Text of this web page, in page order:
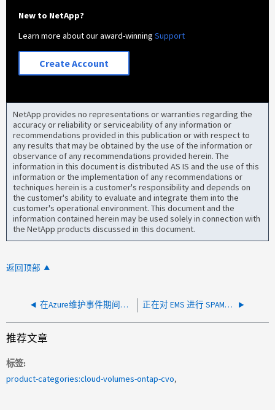
New to NetApp?
Learn more about our award-winningSupport
Create Account
NetApp provides no representations or warranties regarding the
accuracy or reliability or serviceability of any information or
recommendations provided in this publication or with respect to
any results that may be obtained by the use of the information or
observance of any recommendations provided herein. The
information in this document is distributed AS IS and the use of this
information or the implementation of any recommendations or
techniques herein is a customer's responsibility and depends on
the customer's ability to evaluate and integrate them into the
customer's operational environment. This document and the
information contained herein may be used solely in connection with
the NetApp products discussed in this document.
返回顶部
在Azure维护事件期间、某些共享会脱机 正在对 EMS 进行 SPAMmed" ，并显示 vsa.instanceMetadata.change 警报
推荐文章
标签
product-categories:cloud-volumes-ontap-cvo